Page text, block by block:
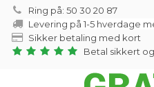
Ring på: 50 30 20 87
Levering på 1-5 hverdage
Sikker betaling med kort
Betal sikkert